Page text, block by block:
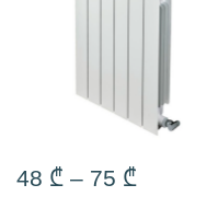
48 ₾ – 75 ₾